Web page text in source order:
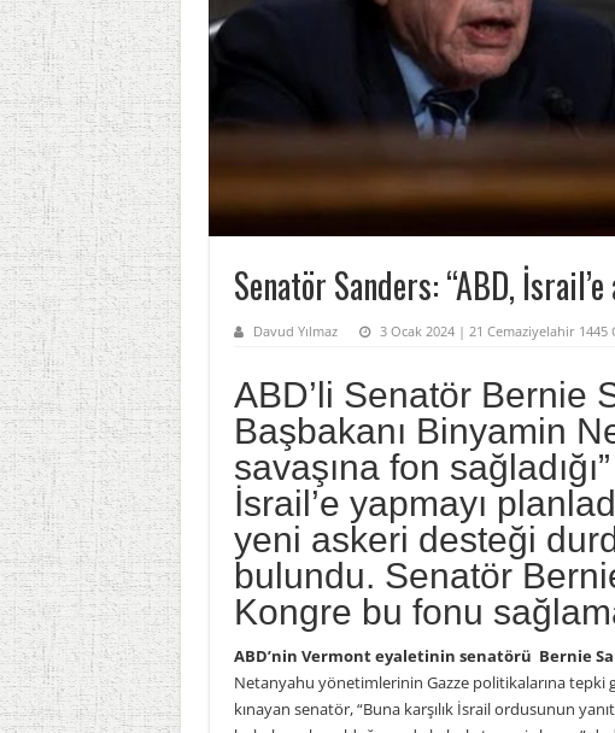
Senatör Sanders: “ABD,
Davud Yılmaz 3 Ocak 2024 | 21 Cemaziyelahir 1445
ABD’li Senatör Bernie
Başbakanı Binyamin
savaşına fon
İsrail’e yapmayı
yeni askeri desteği
bulundu. Senatör
Kongre bu fonu
ABD’nin Vermont eyaletinin senatörü Bernie
Netanyahu yönetimlerinin Gazze politikalarına tepki
kınayan senatör, “Buna karşılık İsrail ordusunun